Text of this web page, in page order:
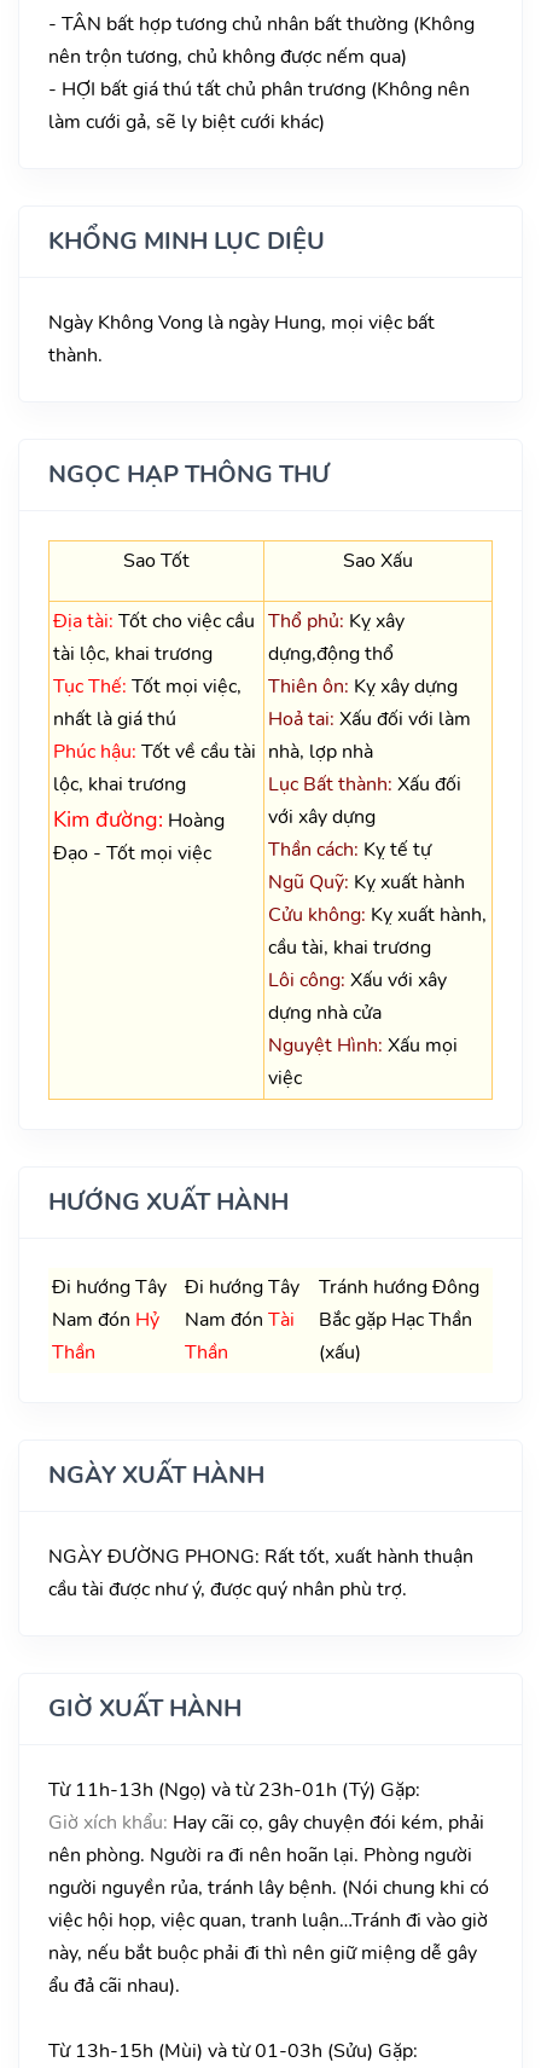
- TÂN bất hợp tương chủ nhân bất thường (Không
nên trộn tương, chủ không được nếm qua)
- HỢI bất giá thú tất chủ phân trương (Không nên
làm cưới gả, sẽ ly biệt cưới khác)
KHỔNG MINH LỤC DIỆU
Ngày Không Vong là ngày Hung, mọi việc bất
thành.
NGỌC HẠP THÔNG THƯ
Sao Tốt Sao Xấu
Địa tài: Tốt cho việc cầu
tài lộc, khai trương
Tục Thế: Tốt mọi việc,
nhất là giá thú
Phúc hậu: Tốt về cầu tài
lộc, khai trương
Kim đường: Hoàng
Đạo - Tốt mọi việc
Thổ phủ: Kỵ xây
dựng,động thổ
Thiên ôn: Kỵ xây dựng
Hoả tai: Xấu đối với làm
nhà, lợp nhà
Lục Bất thành: Xấu đối
với xây dựng
Thần cách: Kỵ tế tự
Ngũ Quỹ: Kỵ xuất hành
Cửu không: Kỵ xuất hành,
cầu tài, khai trương
Lôi công: Xấu với xây
dựng nhà cửa
Nguyệt Hình: Xấu mọi
việc
HƯỚNG XUẤT HÀNH
Đi hướng Tây
Nam đón Hỷ
Thần
Đi hướng Tây
Nam đón Tài
Thần
Tránh hướng Đông
Bắc gặp Hạc Thần
(xấu)
NGÀY XUẤT HÀNH
NGÀY ĐƯỜNG PHONG: Rất tốt, xuất hành thuận
cầu tài được như ý, được quý nhân phù trợ.
GIỜ XUẤT HÀNH
Từ 11h-13h (Ngọ) và từ 23h-01h (Tý) Gặp:
Giờ xích khẩu: Hay cãi cọ, gây chuyện đói kém, phải
nên phòng. Người ra đi nên hoãn lại. Phòng người
người nguyền rủa, tránh lây bệnh. (Nói chung khi có
việc hội họp, việc quan, tranh luận…Tránh đi vào giờ
này, nếu bắt buộc phải đi thì nên giữ miệng dễ gây
ẩu đả cãi nhau).
Từ 13h-15h (Mùi) và từ 01-03h (Sửu) Gặp: